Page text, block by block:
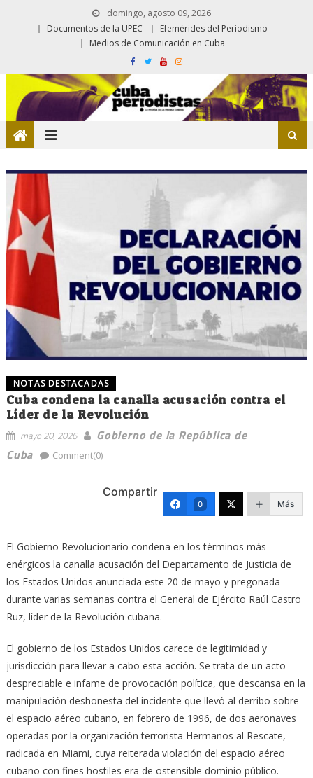
domingo, agosto 09, 2026
Documentos de la UPEC
Efemérides del Periodismo
Medios de Comunicación en Cuba
NOTAS DESTACADAS
Cuba condena la canalla acusación contra el
Líder de la Revolución
mayo 20, 2026
Gobierno de la República de
Cuba
Comment(0)
Compartir
0 Más
El Gobierno Revolucionario condena en los términos más
enérgicos la canalla acusación del Departamento de Justicia de
los Estados Unidos anunciada este 20 de mayo y pregonada
durante varias semanas contra el General de Ejército Raúl Castro
Ruz, líder de la Revolución cubana.
El gobierno de los Estados Unidos carece de legitimidad y
jurisdicción para llevar a cabo esta acción. Se trata de un acto
despreciable e infame de provocación política, que descansa en la
manipulación deshonesta del incidente que llevó al derribo sobre
el espacio aéreo cubano, en febrero de 1996, de dos aeronaves
operadas por la organización terrorista Hermanos al Rescate,
radicada en Miami, cuya reiterada violación del espacio aéreo
cubano con fines hostiles era de ostensible dominio público.